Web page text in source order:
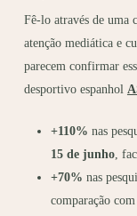
Fê-lo através de uma
atenção mediática e
parecem confirmar
desportivo espanhol
+110% nas
15 de junho,
+70% nas
comparação